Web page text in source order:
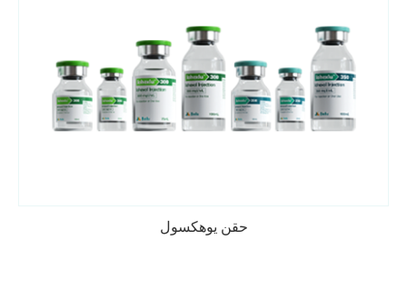
حقن يوهكسول